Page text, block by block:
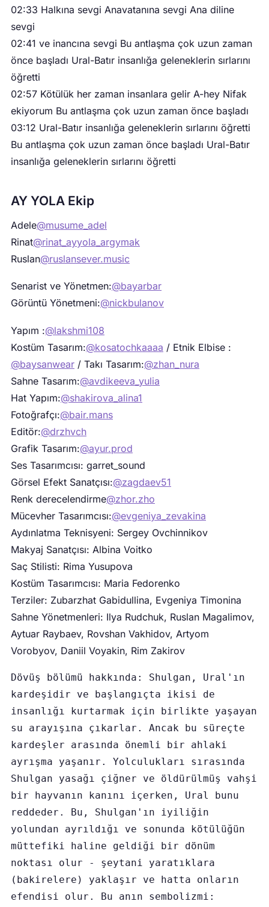
02:33 Halkına sevgi Anavatanına sevgi Ana diline
sevgi
02:41 ve inancına sevgi Bu antlaşma çok uzun zaman
önce başladı Ural-Batır insanlığa geleneklerin sırlarını
öğretti
02:57 Kötülük her zaman insanlara gelir A-hey Nifak
ekiyorum Bu antlaşma çok uzun zaman önce başladı
03:12 Ural-Batır insanlığa geleneklerin sırlarını öğretti
Bu antlaşma çok uzun zaman önce başladı Ural-Batır
insanlığa geleneklerin sırlarını öğretti
AY YOLA Ekip
Adele@musume_adel
Rinat@rinat_ayyola_argymak
Ruslan@ruslansever.music
Senarist ve Yönetmen:@bayarbar
Görüntü Yönetmeni:@nickbulanov
Yapım :@lakshmi108
Kostüm Tasarım:@kosatochkaaaa / Etnik Elbise :
@baysanwear / Takı Tasarım:@zhan_nura
Sahne Tasarım:@avdikeeva_yulia
Hat Yapım:@shakirova_alina1
Fotoğrafçı:@bair.mans
Editör:@drzhvch
Grafik Tasarım:@ayur.prod
Ses Tasarımcısı: garret_sound
Görsel Efekt Sanatçısı:@zagdaev51
Renk derecelendirme@zhor.zho
Mücevher Tasarımcısı:@evgeniya_zevakina
Aydınlatma Teknisyeni: Sergey Ovchinnikov
Makyaj Sanatçısı: Albina Voitko
Saç Stilisti: Rima Yusupova
Kostüm Tasarımcısı: Maria Fedorenko
Terziler: Zubarzhat Gabidullina, Evgeniya Timonina
Sahne Yönetmenleri: Ilya Rudchuk, Ruslan Magalimov,
Aytuar Raybaev, Rovshan Vakhidov, Artyom
Vorobyov, Daniil Voyakin, Rim Zakirov
Dövüş bölümü hakkında: Shulgan, Ural'ın
kardeşidir ve başlangıçta ikisi de
insanlığı kurtarmak için birlikte yaşayan
su arayışına çıkarlar. Ancak bu süreçte
kardeşler arasında önemli bir ahlaki
ayrışma yaşanır. Yolculukları sırasında
Shulgan yasağı çiğner ve öldürülmüş vahşi
bir hayvanın kanını içerken, Ural bunu
reddeder. Bu, Shulgan'ın iyiliğin
yolundan ayrıldığı ve sonunda kötülüğün
müttefiki haline geldiği bir dönüm
noktası olur - şeytani yaratıklara
(bakirelere) yaklaşır ve hatta onların
efendisi olur. Bu anın sembolizmi: